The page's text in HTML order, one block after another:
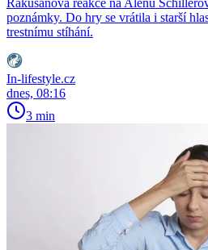
poznámky. Do hry se vrátila i starší
trestnímu stíhání.
In-lifestyle.cz
dnes, 08:16
3 min